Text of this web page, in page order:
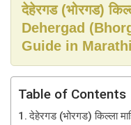
देहेरगड (भोरगड)
Dehergad
Guide in Marathi
Table of Contents
देहेरगड (भोरगड) किल्ला